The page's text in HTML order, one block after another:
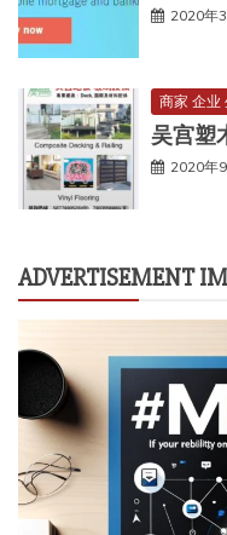
2020年
商家 企业
吴宫塑
2020年
ADVERTISEMENT